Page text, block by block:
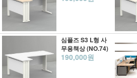
심플즈 S3 L형 사
무용책상 (NO.74)
190,000원